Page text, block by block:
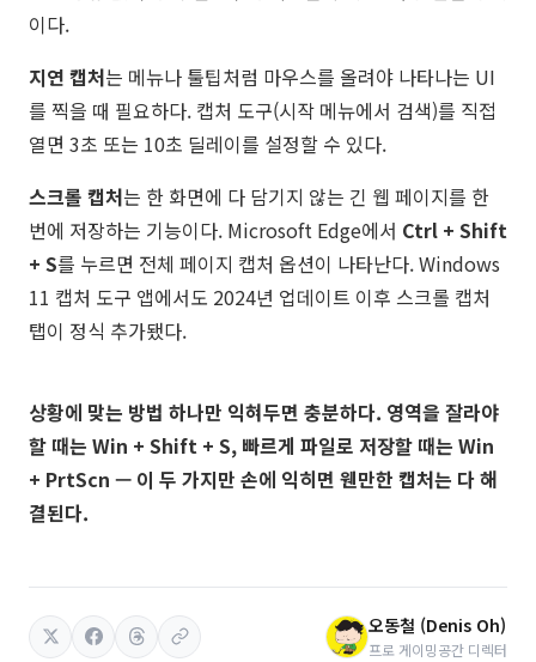
이다.
지연 캡처는 메뉴나 툴팁처럼 마우스를 올려야 나타나는 UI
를 찍을 때 필요하다. 캡처 도구(시작 메뉴에서 검색)를 직접
열면 3초 또는 10초 딜레이를 설정할 수 있다.
스크롤 캡처는 한 화면에 다 담기지 않는 긴 웹 페이지를 한
번에 저장하는 기능이다. Microsoft Edge에서 Ctrl + Shift
+ S를 누르면 전체 페이지 캡처 옵션이 나타난다. Windows
11 캡처 도구 앱에서도 2024년 업데이트 이후 스크롤 캡처
탭이 정식 추가됐다.
상황에 맞는 방법 하나만 익혀두면 충분하다. 영역을 잘라야
할 때는 Win + Shift + S, 빠르게 파일로 저장할 때는 Win
+ PrtScn — 이 두 가지만 손에 익히면 웬만한 캡처는 다 해
결된다.
오동철 (Denis Oh)
프로 게이밍공간 디렉터